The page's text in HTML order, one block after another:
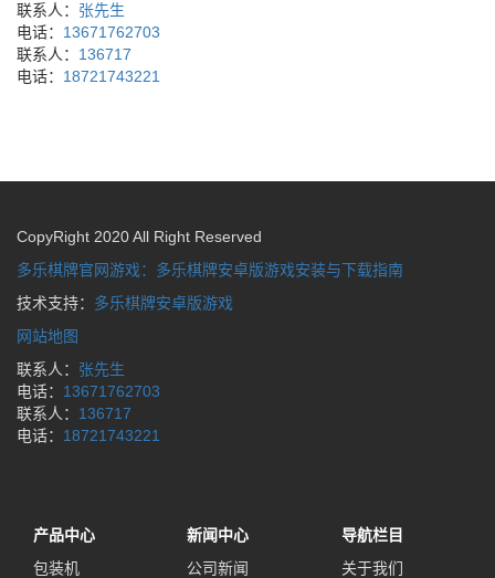
联系人： 张先生
电话： 13671762703
联系人： 136717
电话： 18721743221
CopyRight 2020 All Right Reserved
多乐棋牌官网游戏：多乐棋牌安卓版游戏安装与下载指南
技术支持： 多乐棋牌安卓版游戏
网站地图
联系人： 张先生
电话： 13671762703
联系人： 136717
电话： 18721743221
产品中心
包装机
新闻中心
公司新闻
导航栏目
关于我们